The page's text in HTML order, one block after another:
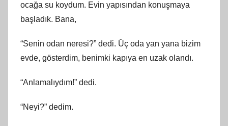
ocağa su koydum. Evin yapısından konuşmaya
başladık. Bana,
“Senin odan neresi?” dedi. Üç oda yan yana bizim
evde, gösterdim, benimki kapıya en uzak olandı.
“Anlamalıydım!” dedi.
“Neyi?” dedim.